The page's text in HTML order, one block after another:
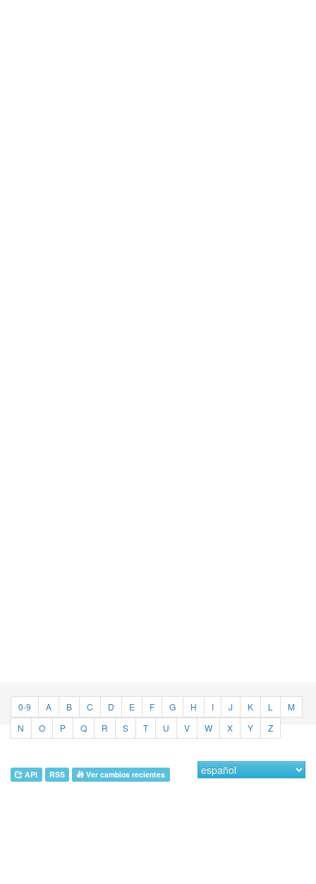
0-9 A B C D E F G H I J K L
M
N
O P Q R S T U V W X Y Z
API RSS Ver cambios recientes